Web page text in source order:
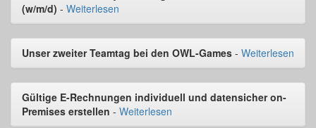
(w/m/d) - Weiterlesen
Unser zweiter Teamtag bei den OWL-Games - Weiterlesen
Gültige E-Rechnungen individuell und datensicher on-
Premises erstellen - Weiterlesen